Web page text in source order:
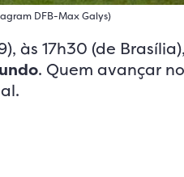
DFB-Max Galys)
às 17h30 (de
. Quem avançar